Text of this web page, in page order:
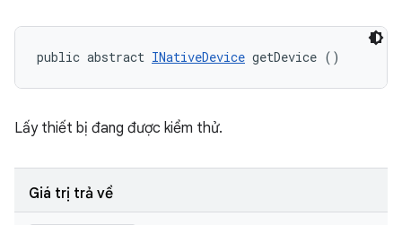
public abstract INativeDevice getDevice ()
Lấy thiết bị đang được kiểm thử.
Giá trị trả về